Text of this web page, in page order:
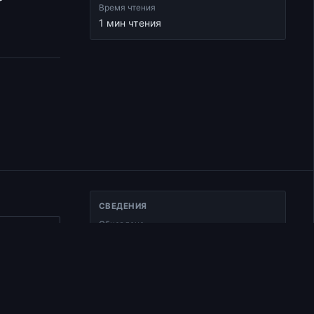
Время чтения
1 мин чтения
ссылку
СВЕДЕНИЯ
Обновлено